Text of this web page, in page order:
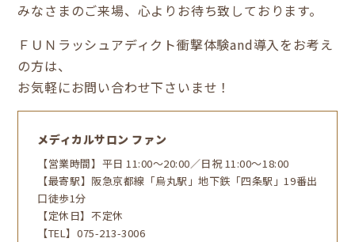
みなさまのご来場、心よりお待ち致しております。
ＦＵＮラッシュアディクト衝撃体験and導入をお考え
の方は、
お気軽にお問い合わせ下さいませ！
メディカルサロン ファン
【営業時間】平日 11:00～20:00／日祝 11:00～18:00
【最寄駅】阪急京都線「烏丸駅」地下鉄「四条駅」19番出
口徒歩1分
【定休日】不定休
【TEL】075-213-3006